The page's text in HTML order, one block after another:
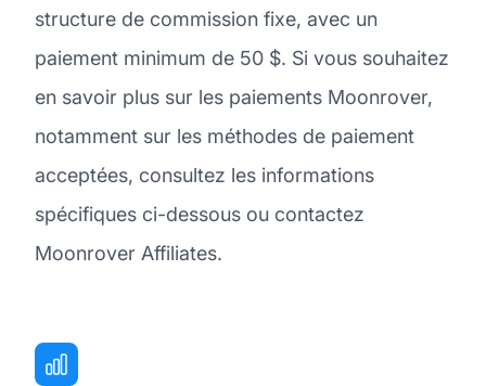
structure de commission fixe, avec un
paiement minimum de 50 $. Si vous souhaitez
en savoir plus sur les paiements Moonrover,
notamment sur les méthodes de paiement
acceptées, consultez les informations
spécifiques ci-dessous ou contactez
Moonrover Affiliates.